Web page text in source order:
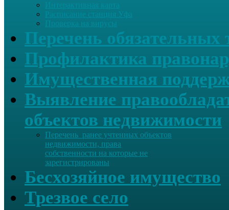
Интерактивная карта
Расписание станция Уфа
Проверка на вирусы
Перечень обязательных
Профилактика
Имущественная
Выявление
объектов недвижимости
Перечень ранее учтенных объектов
недвижимости, права
собственности на которые не
зарегистрированы
Бесхозяйное имущество
Трезвое село